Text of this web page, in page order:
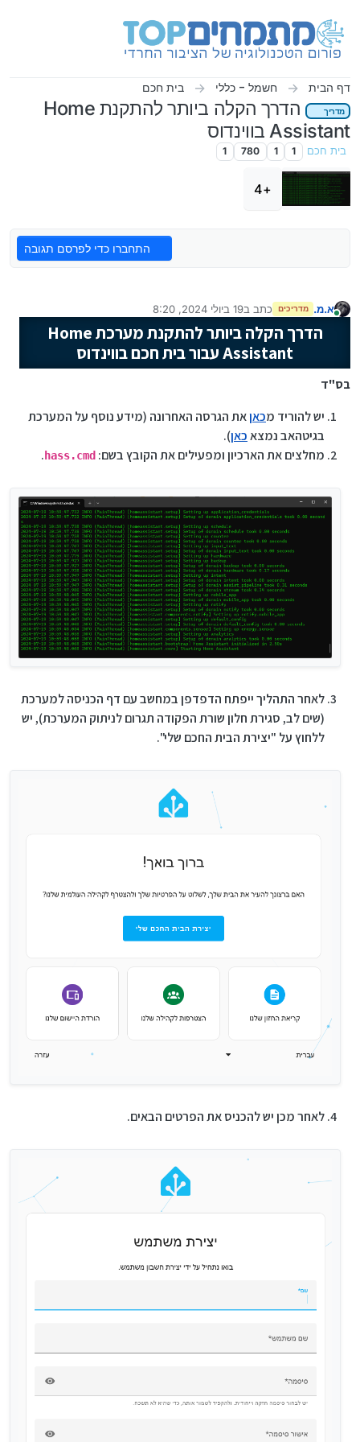
דף הבית חשמל - כללי בית חכם
מדריך
הדרך הקלה ביותר להתקנת Home
Assistant בווינדוס
בית חכם 1
1
780
1
+4
התחברו כדי לפרסם תגובה
מחובר
א.מ. מדריכים כתב ב19 ביולי 2024, 8:20
נערך לאחרונה על ידי
הדרך הקלה ביותר להתקנת מערכת Home
Assistant עבור בית חכם בווינדוס
בס"ד
יש להוריד מכאןאת הגרסה האחרונה (מידע נוסף על המערכת
בגיטהאב נמצאכאן).
מחלצים את הארכיון ומפעילים את הקובץ בשם: hass.cmd
.
לאחר התהליך ייפתח הדפדפן במחשב עם דף הכניסה למערכת
(שים לב, סגירת חלון שורת הפקודה תגרום לניתוק המערכת), יש
ללחוץ על "יצירת הבית החכם שלי".
לאחר מכן יש להכניס את הפרטים הבאים.